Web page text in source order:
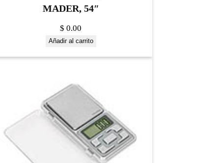
MADER, 54″
$ 0.00
Añadir al carrito